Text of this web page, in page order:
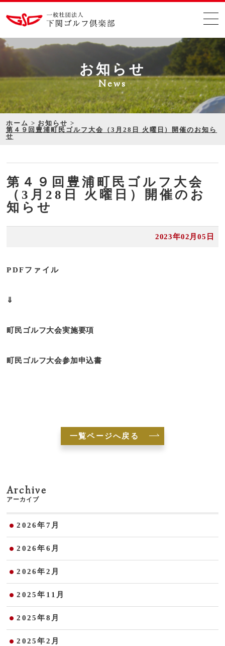
お知らせ
News
ホーム
お知らせ
第４９回豊浦町民ゴルフ大会（3月28日 火曜日）開催のお知ら
せ
第４９回豊浦町民ゴルフ大会
（3月28日 火曜日）開催のお
知らせ
2023年02月05日
PDFファイル
⇓
町民ゴルフ大会実施要項
町民ゴルフ大会参加申込書
一覧ページへ戻る
Archive
アーカイブ
2026年7月
2026年6月
2026年2月
2025年11月
2025年8月
2025年2月